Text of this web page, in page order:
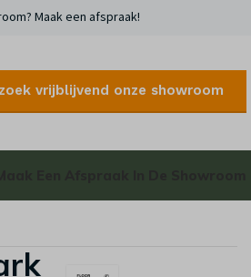
Maak een afspraak!
vrijblijvend onze showroom